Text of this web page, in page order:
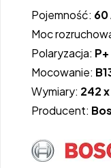
Pojemność: 60
Moc
Polaryzacja: P+
Mocowanie:
Wymiary: 242 x
Producent: